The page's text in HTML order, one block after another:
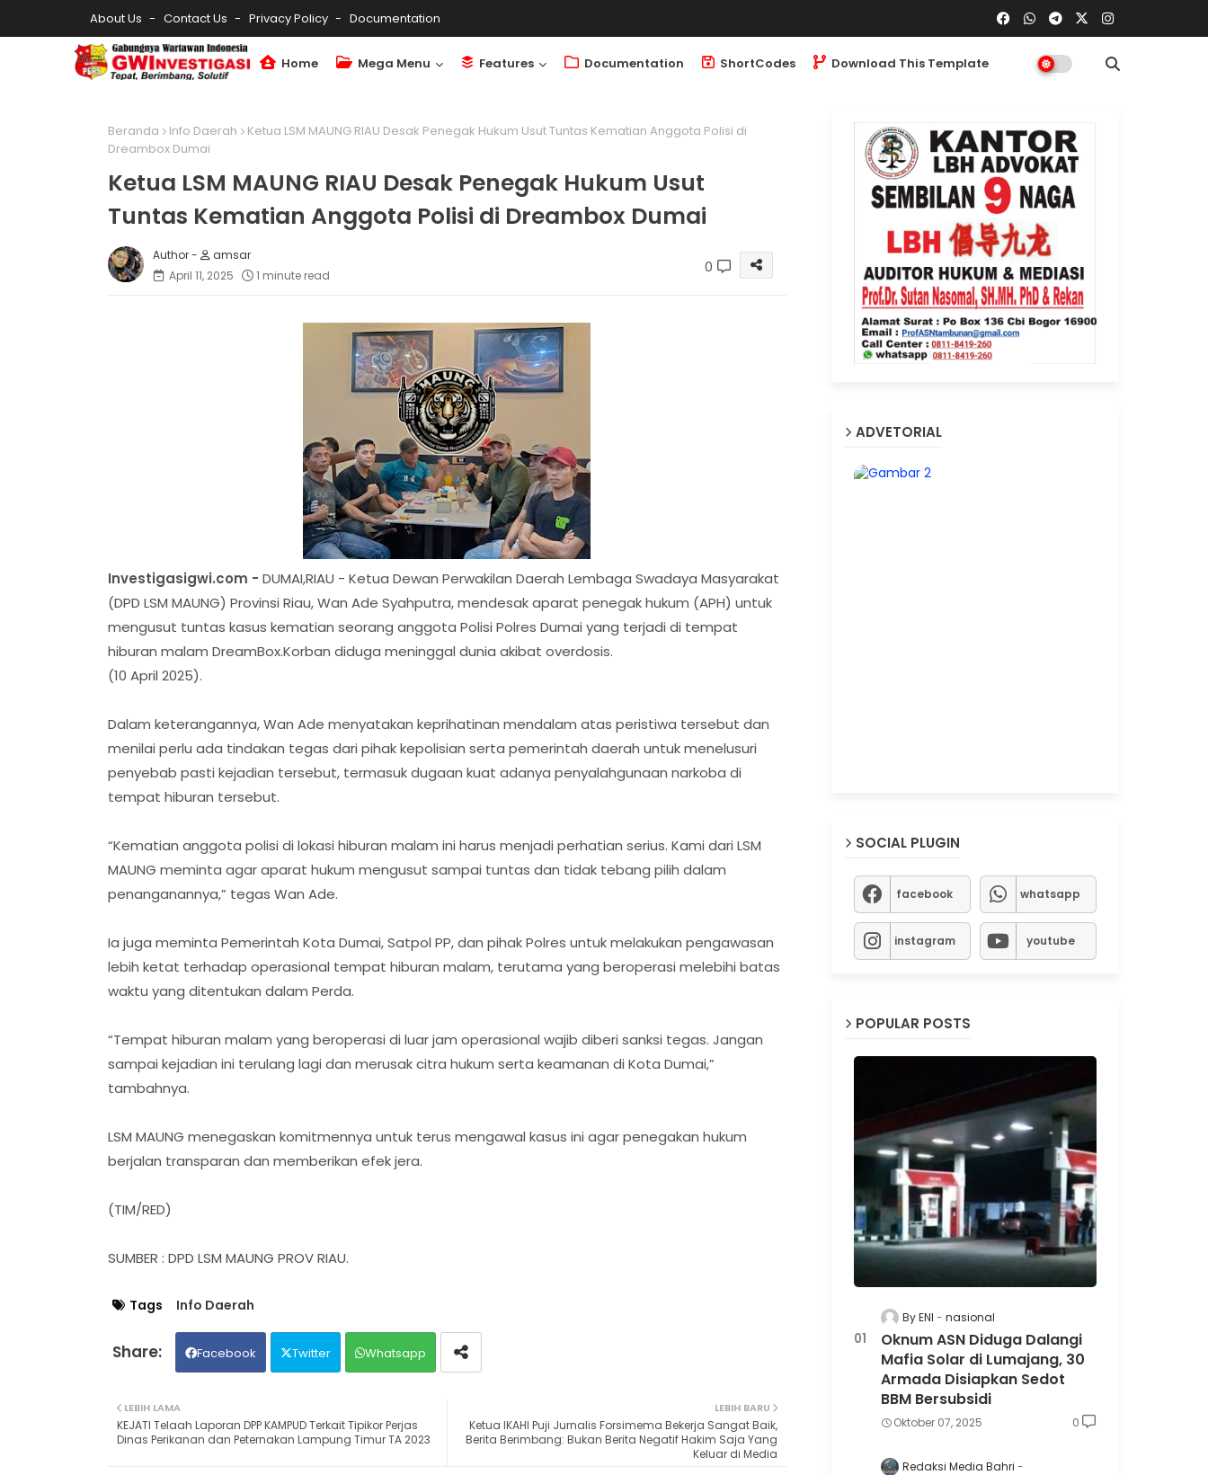
About Us Contact Us Privacy Policy Documentation
Home Mega Menu Features Documentation ShortCodes Download This Template
Beranda Info Daerah
Ketua LSM MAUNG RIAU Desak Penegak Hukum Usut Tuntas Kematian Anggota Polisi di
Dreambox Dumai
Ketua LSM MAUNG RIAU Desak Penegak Hukum Usut
Tuntas Kematian Anggota Polisi di Dreambox Dumai
amsar
April 11, 2025
1 minute read 0
Investigasigwi.com - DUMAI,RIAU - Ketua Dewan Perwakilan Daerah Lembaga Swadaya Masyarakat
(DPD LSM MAUNG) Provinsi Riau, Wan Ade Syahputra, mendesak aparat penegak hukum (APH) untuk
mengusut tuntas kasus kematian seorang anggota Polisi Polres Dumai yang terjadi di tempat
hiburan malam DreamBox.Korban diduga meninggal dunia akibat overdosis.
(10 April 2025).
Dalam keterangannya, Wan Ade menyatakan keprihatinan mendalam atas peristiwa tersebut dan
menilai perlu ada tindakan tegas dari pihak kepolisian serta pemerintah daerah untuk menelusuri
penyebab pasti kejadian tersebut, termasuk dugaan kuat adanya penyalahgunaan narkoba di
tempat hiburan tersebut.
“Kematian anggota polisi di lokasi hiburan malam ini harus menjadi perhatian serius. Kami dari LSM
MAUNG meminta agar aparat hukum mengusut sampai tuntas dan tidak tebang pilih dalam
penanganannya,” tegas Wan Ade.
Ia juga meminta Pemerintah Kota Dumai, Satpol PP, dan pihak Polres untuk melakukan pengawasan
lebih ketat terhadap operasional tempat hiburan malam, terutama yang beroperasi melebihi batas
waktu yang ditentukan dalam Perda.
“Tempat hiburan malam yang beroperasi di luar jam operasional wajib diberi sanksi tegas. Jangan
sampai kejadian ini terulang lagi dan merusak citra hukum serta keamanan di Kota Dumai,”
tambahnya.
LSM MAUNG menegaskan komitmennya untuk terus mengawal kasus ini agar penegakan hukum
berjalan transparan dan memberikan efek jera.
(TIM/RED)
SUMBER : DPD LSM MAUNG PROV RIAU.
Tags Info Daerah
Facebook Twitter Whatsapp
LEBIH BARU
Ketua IKAHI Puji Jurnalis Forsimema Bekerja Sangat Baik,
Berita Berimbang: Bukan Berita Negatif Hakim Saja Yang
Keluar di Media
LEBIH LAMA
KEJATI Telaah Laporan DPP KAMPUD Terkait Tipikor Perjas
Dinas Perikanan dan Peternakan Lampung Timur TA 2023
ADVETORIAL
SOCIAL PLUGIN
facebook whatsapp
instagram youtube
POPULAR POSTS
By ENI nasional
Oknum ASN Diduga Dalangi
Mafia Solar di Lumajang, 30
Armada Disiapkan Sedot
BBM Bersubsidi
Oktober 07, 2025 0
Redaksi Media Bahri